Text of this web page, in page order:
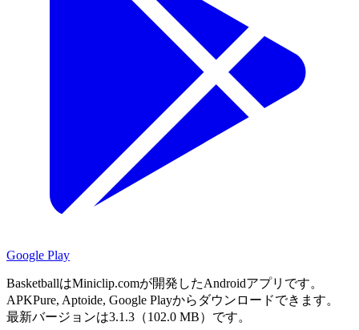
Google Play
BasketballはMiniclip.comが開発したAndroidアプリです。
APKPure, Aptoide, Google Playからダウンロードできます。
最新バージョンは3.1.3（102.0 MB）です。